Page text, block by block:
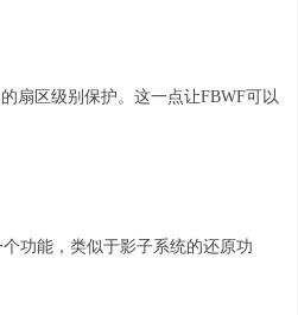
扇区级别保护。这一点让FBWF可以
功能，类似于影子系统的还原功